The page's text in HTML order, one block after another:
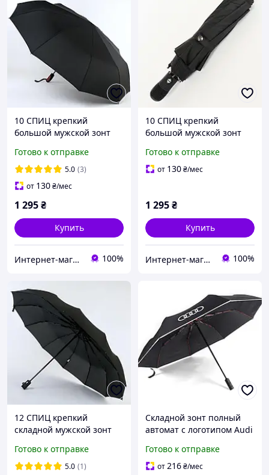
10 СПИЦ крепкий
большой мужской зонт
арт. T31790
Готово к отправке
5.0 (3)
от 130₴/мес
1 295₴
Купить
Интернет-магазин зонтов. Зонты Zest. Зонты Trust. Зонты Doppler. Зонты Pierre Cardin. 100%
10 СПИЦ крепкий
большой мужской зонт
арт. T31870
Готово к отправке
от 130₴/мес
1 295₴
Купить
Интернет-магазин зонтов. Зонты Zest. Зонты Trust. Зонты Doppler. Зонты Pierre Cardin. 100%
12 СПИЦ крепкий
складной мужской зонт
арт. T31770
Готово к отправке
5.0 (1)
Складной зонт полный
автомат с логотипом Audi
антиветер, компактный
чёрный зонт ауди, зонтик
Готово к отправке
от216₴/мес